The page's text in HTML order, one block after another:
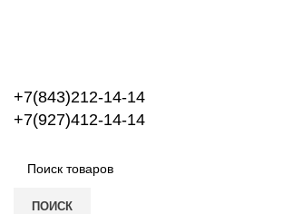
+7(843)212-14-14
+7(927)412-14-14
ПОИСК